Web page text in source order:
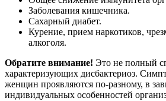
Заболевания кишечника.
Сахарный диабет.
Курение, прием наркотиков,
алкоголя.
Обратите внимание! Это не полный
характеризующих дисбактериоз.
женщин проявляются по-разному, в
индивидуальных особенностей